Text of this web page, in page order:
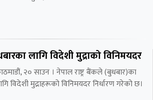
लागि विदेशी मुद्राको विनिमयदर
२० साउन । नेपाल राष्ट्र बैंकले (बुधबार)का
विदेशी मुद्राहरूको विनिमयदर निर्धारण गरेको छ।